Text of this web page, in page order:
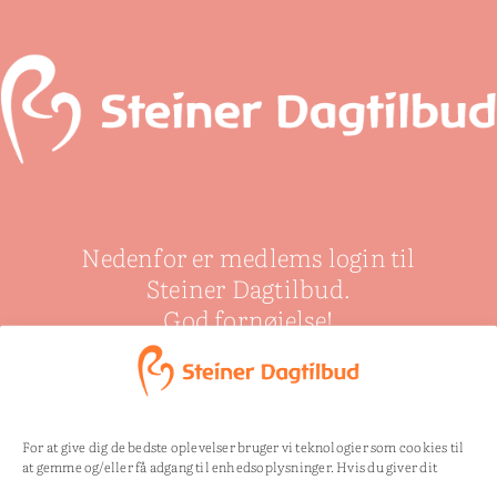
For at give dig de bedste oplevelser bruger vi teknologier som cookies til
at gemme og/eller få adgang til enhedsoplysninger. Hvis du giver dit
Nedenfor er medlems login til
Steiner Dagtilbud.
God fornøjelse!
Uautoriseret til:/mp-